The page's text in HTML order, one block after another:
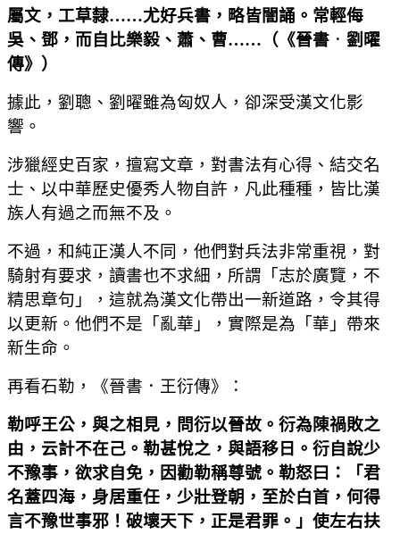
屬文，工草隸……尤好兵書，略皆闇誦。常輕侮
吳、鄧，而自比樂毅、蕭、曹……（ 《晉書 ． 劉曜
傳》 ）
據此，劉聰、劉曜雖為匈奴人，卻深受漢文化影
響。
涉獵經史百家，擅寫文章，對書法有心得、結交名
士、以中華歷史優秀人物自許，凡此種種，皆比漢
族人有過之而無不及。
不過，和純正漢人不同，他們對兵法非常重視，對
騎射有要求，讀書也不求細，所謂「志於廣覽，不
精思章句」，這就為漢文化帶出一新道路，令其得
以更新。他們不是「亂華」，實際是為「華」帶來
新生命。
再看石勒，《晉書．王衍傳》：
勒呼王公，與之相見，問衍以晉故。衍為陳禍敗之
由，云計不在己。勒甚悅之，與語移日。衍自說少
不豫事，欲求自免，因勸勒稱尊號。勒怒曰：「君
名蓋四海，身居重任，少壯登朝，至於白首，何得
言不豫世事邪！破壞天下，正是君罪。」使左右扶